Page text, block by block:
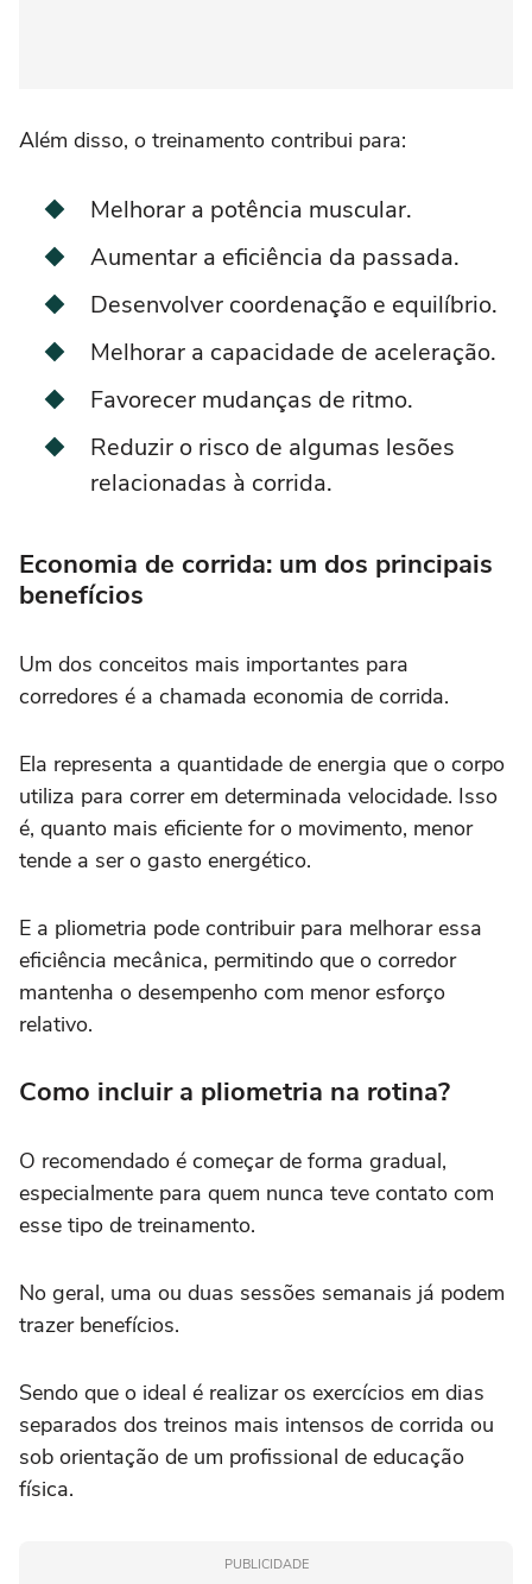
Além disso, o treinamento contribui para:
Melhorar a potência muscular.
Aumentar a eficiência da passada.
Desenvolver coordenação e equilíbrio.
Melhorar a capacidade de aceleração.
Favorecer mudanças de ritmo.
Reduzir o risco de algumas lesões
relacionadas à corrida.
Economia de corrida: um dos principais
benefícios
Um dos conceitos mais importantes para
corredores é a chamada economia de corrida.
Ela representa a quantidade de energia que o corpo
utiliza para correr em determinada velocidade. Isso
é, quanto mais eficiente for o movimento, menor
tende a ser o gasto energético.
E a pliometria pode contribuir para melhorar essa
eficiência mecânica, permitindo que o corredor
mantenha o desempenho com menor esforço
relativo.
Como incluir a pliometria na rotina?
O recomendado é começar de forma gradual,
especialmente para quem nunca teve contato com
esse tipo de treinamento.
No geral, uma ou duas sessões semanais já podem
trazer benefícios.
Sendo que o ideal é realizar os exercícios em dias
separados dos treinos mais intensos de corrida ou
sob orientação de um profissional de educação
física.
PUBLICIDADE